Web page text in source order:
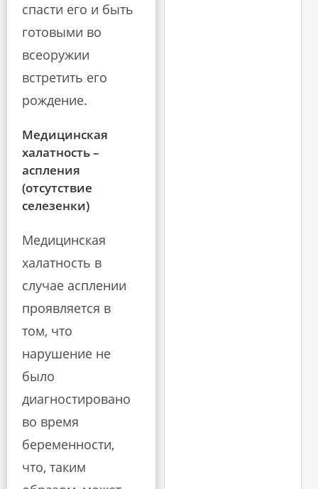
спасти его и быть
готовыми во
всеоружии
встретить его
рождение.
Медицинская
халатность –
аспления
(отсутствие
селезенки)
Медицинская
халатность в
случае асплении
проявляется в
том, что
нарушение не
было
диагностировано
во время
беременности,
что, таким